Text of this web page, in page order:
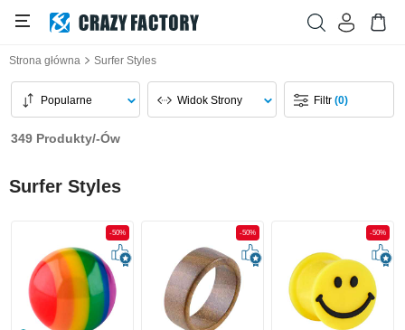
Strona główna Surfer Styles
Popularne Widok Strony Filtr(0)
349 Produkty/-Ów
Surfer Styles
-50% -50% -50%